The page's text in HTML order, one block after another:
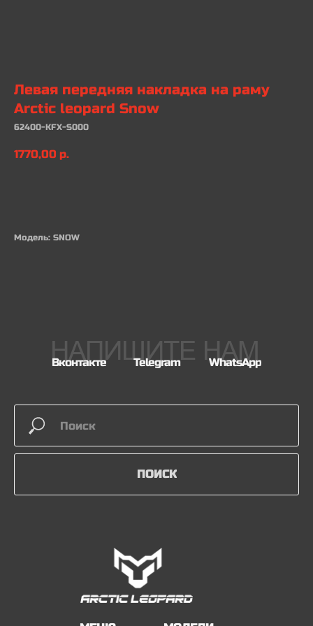
Левая передняя накладка на раму
Arctic leopard Snow
62400-KFX-S000
1770,00 р.
Модель: SNOW
НАПИШИТЕ НАМ
Вконтакте Telegram WhatsApp
ПОИСК